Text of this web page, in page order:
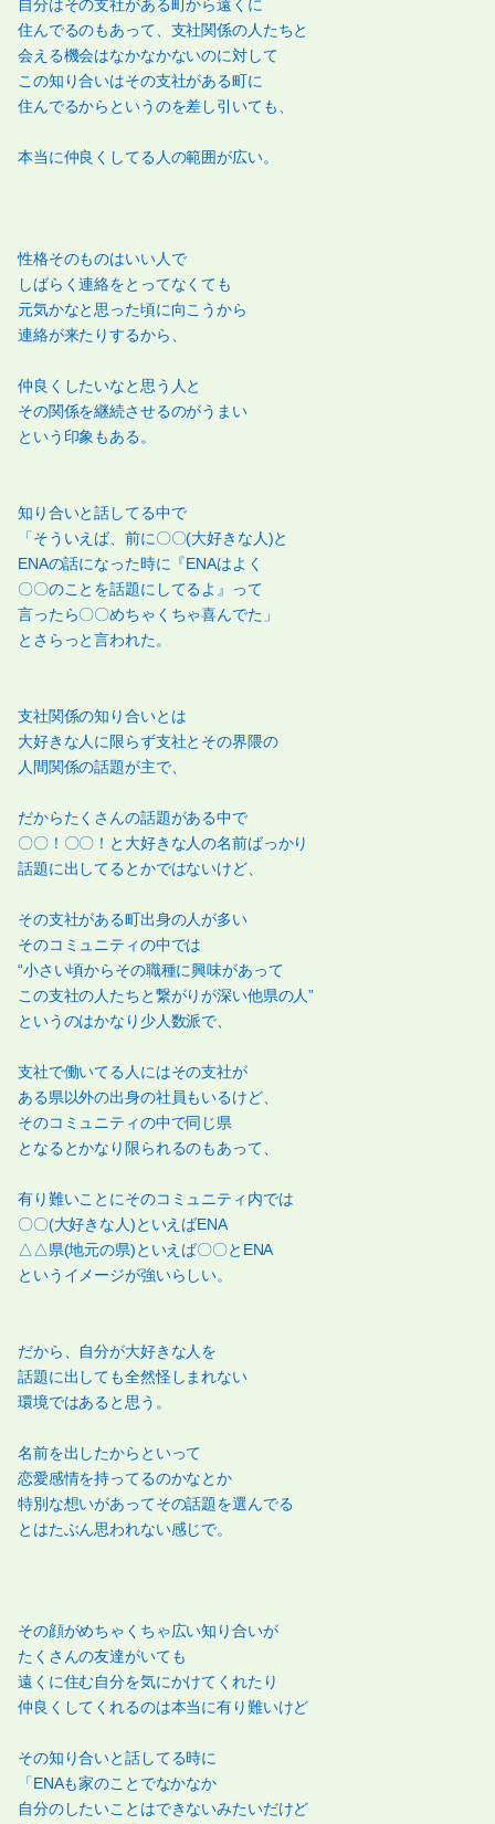
自分はその支社がある町から遠くに
住んでるのもあって、支社関係の人たちと
会える機会はなかなかないのに対して
この知り合いはその支社がある町に
住んでるからというのを差し引いても、
本当に仲良くしてる人の範囲が広い。
性格そのものはいい人で
しばらく連絡をとってなくても
元気かなと思った頃に向こうから
連絡が来たりするから、
仲良くしたいなと思う人と
その関係を継続させるのがうまい
という印象もある。
知り合いと話してる中で
「そういえば、前に〇〇(大好きな人)と
ENAの話になった時に『ENAはよく
〇〇のことを話題にしてるよ』って
言ったら〇〇めちゃくちゃ喜んでた」
とさらっと言われた。
支社関係の知り合いとは
大好きな人に限らず支社とその界隈の
人間関係の話題が主で、
だからたくさんの話題がある中で
〇〇！〇〇！と大好きな人の名前ばっかり
話題に出してるとかではないけど、
その支社がある町出身の人が多い
そのコミュニティの中では
“小さい頃からその職種に興味があって
この支社の人たちと繋がりが深い他県の人”
というのはかなり少人数派で、
支社で働いてる人にはその支社が
ある県以外の出身の社員もいるけど、
そのコミュニティの中で同じ県
となるとかなり限られるのもあって、
有り難いことにそのコミュニティ内では
〇〇(大好きな人)といえばENA
△△県(地元の県)といえば〇〇とENA
というイメージが強いらしい。
だから、自分が大好きな人を
話題に出しても全然怪しまれない
環境ではあると思う。
名前を出したからといって
恋愛感情を持ってるのかなとか
特別な想いがあってその話題を選んでる
とはたぶん思われない感じで。
その顔がめちゃくちゃ広い知り合いが
たくさんの友達がいても
遠くに住む自分を気にかけてくれたり
仲良くしてくれるのは本当に有り難いけど
その知り合いと話してる時に
「ENAも家のことでなかなか
自分のしたいことはできないみたいだけど